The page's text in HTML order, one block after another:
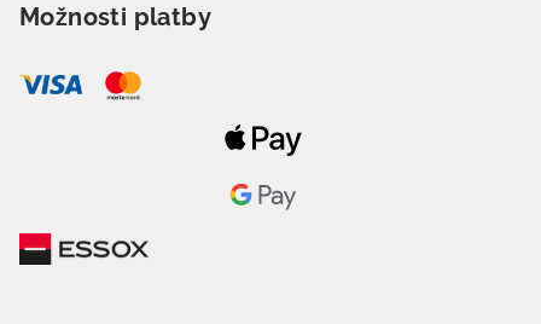
Možnosti platby